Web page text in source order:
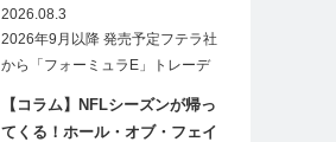
2026.08.3
2026年9月以降 発売予定フテラ社
から「フォーミュラE」トレーデ
【コラム】NFLシーズンが帰っ
てくる！ホール・オブ・フェイ